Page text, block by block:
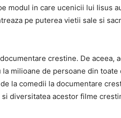
modul in care ucenicii lui Iisus
pe puterea vietii sale si
crestine. De aceea,
milioane de persoane din
la comedii la documentare
diversitatea acestor filme